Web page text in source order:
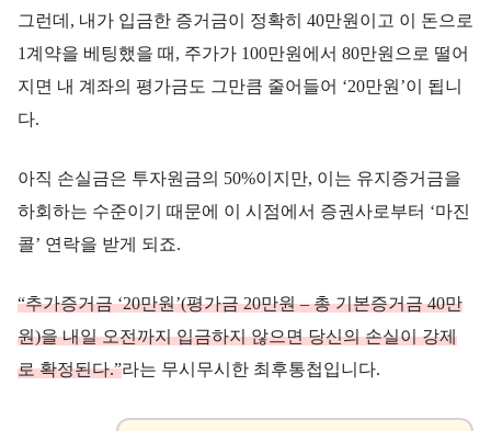
그런데, 내가 입금한 증거금이 정확히 40만원이고 이 돈으로
1계약을 베팅했을 때, 주가가 100만원에서 80만원으로 떨어
지면 내 계좌의 평가금도 그만큼 줄어들어 ‘20만원’이 됩니
다.
아직 손실금은 투자원금의 50%이지만, 이는 유지증거금을
하회하는 수준이기 때문에 이 시점에서 증권사로부터 ‘마진
콜’ 연락을 받게 되죠.
“추가증거금 ‘20만원’(평가금 20만원 – 총 기본증거금 40만
원)을내일 오전까지 입금하지 않으면 당신의 손실이 강제
로 확정된다.”라는 무시무시한 최후통첩입니다.